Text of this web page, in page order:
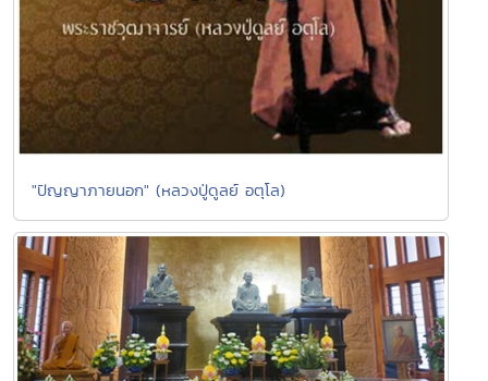
"ปัญญาภายนอก" (หลวงปู่ดูลย์ อตุโล)